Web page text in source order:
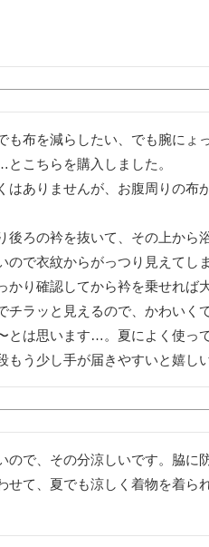
も布を減らしたい、でも腕にょ
こちらを購入しました。
はありませんが、お腹周りの布
後ろの衿を抜いて、その上から
ので衣紋からがっつり見えて
り確認してから衿を乗せれば
ラッと見えるので、かわいく
とは思います…。夏によく使っ
う少し手が届きやすいと嬉しい
ので、その分涼しいです。脇に
て、夏でも涼しく着物を着ら